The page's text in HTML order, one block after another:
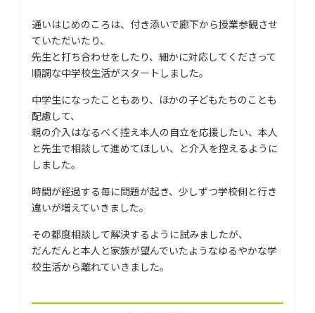
通いはじめのころは、付き添いで廊下から授業参観させ
ていただいたり、
先生と打ち合わせをしたり、細かに対応してくださって
順調な中学校生活がスタートしました。
中学生になったこともあり、ほかの子どもたちのことも
配慮して、
親の介入はなるべく控え本人の自立を応援したい、本人
と先生で相談して進めてほしい、と介入を控えるように
しました。
時間が経過する毎に問題が起き、少しずつ学校側と行き
違いが増えていきました。
その都度相談して解決するように試みましたが、
だんだんと本人と家族が望んでいたようなゆるやかな学
校生活から離れていきました。